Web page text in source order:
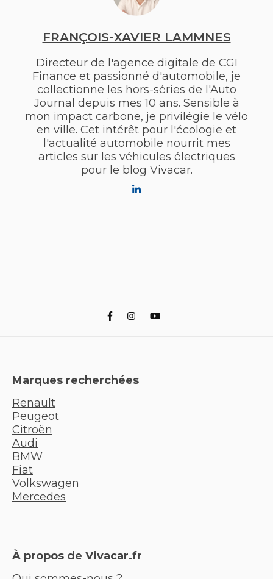
FRANÇOIS-XAVIER LAMMNES
Directeur de l'agence digitale de CGI
Finance et passionné d'automobile, je
collectionne les hors-séries de l'Auto
Journal depuis mes 10 ans. Sensible à
mon impact carbone, je privilégie le vélo
en ville. Cet intérêt pour l'écologie et
l'actualité automobile nourrit mes
articles sur les véhicules électriques
pour le blog Vivacar.
Marques recherchées
Renault
Peugeot
Citroën
Audi
BMW
Fiat
Volkswagen
Mercedes
À propos de Vivacar.fr